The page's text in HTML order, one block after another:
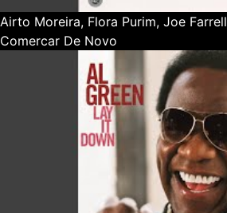
Airto Moreira, Flora Purim, Joe Farrell
Comercar De Novo